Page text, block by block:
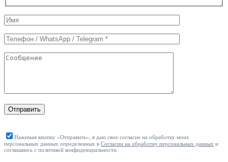
Служебные
поля
формы
Отправить
Нажимая кнопку «Отправить», я даю свое согласие на обработку моих
персональных данных определенных в Согласии на обработку персональных данных и
соглашаюсь с политикой конфиденциальности.